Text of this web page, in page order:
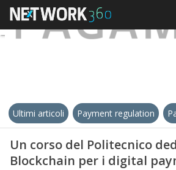
Ultimi articoli Payment regulation
Un corso del Politecnico
Blockchain per i digital